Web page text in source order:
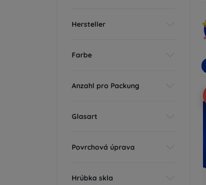
Hersteller
Farbe
Anzahl pro Packung
Glasart
Povrchová úprava
Hrúbka skla